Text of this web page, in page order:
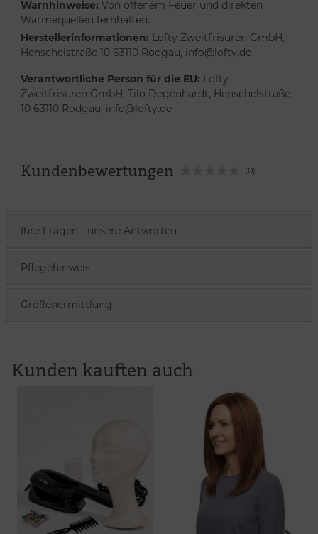
Warnhinweise: Von offenem Feuer und direkten
Wärmequellen fernhalten.
Herstellerinformationen: Lofty Zweitfrisuren GmbH,
Henschelstraße 10 63110 Rodgau, info@lofty.de
Verantwortliche Person für die EU: Lofty
Zweitfrisuren GmbH, Tilo Degenhardt, Henschelstraße
10 63110 Rodgau, info@lofty.de
Kundenbewertungen (0)
Ihre Fragen - unsere Antworten
Pflegehinweis
Größenermittlung
Kunden kauften auch